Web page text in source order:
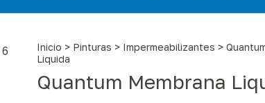
6 Inicio > Pinturas > Impermeabilizantes >
Liquida
Quantum Membrana